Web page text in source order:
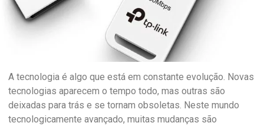
A tecnologia é algo que está em constante evolução. Novas
tecnologias aparecem o tempo todo, mas outras são
deixadas para trás e se tornam obsoletas. Neste mundo
tecnologicamente avançado, muitas mudanças são